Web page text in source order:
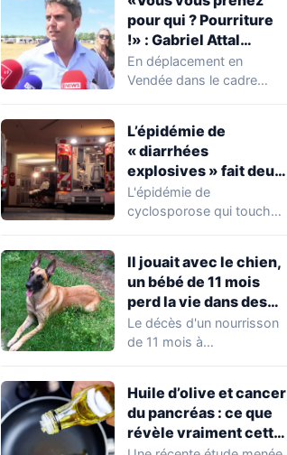
heure
découverte d'une…
pour qui ? Pourriture
!» : Gabriel Attal
chahuté sur un
campement illégal
En déplacement en
Vendée dans le cadre
occupations…
L’épidémie de
« diarrhées
explosives » fait deux
premiers morts
L'épidémie de
cyclosporose qui touche
aggravation. Les autorités
sanitaires…
Il jouait avec le chien,
un bébé de 11 mois
perd la vie dans des
circonstances
horribles
Le décès d'un nourrisson
de 11 mois à
profondément…
Huile d’olive et cancer
du pancréas : ce que
révèle vraiment cette